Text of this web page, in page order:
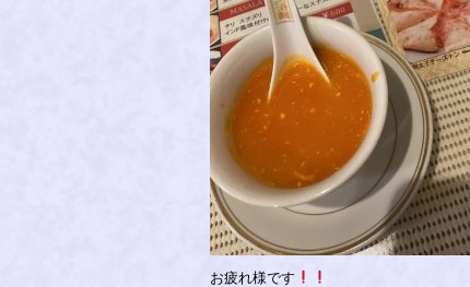
お疲れ様です